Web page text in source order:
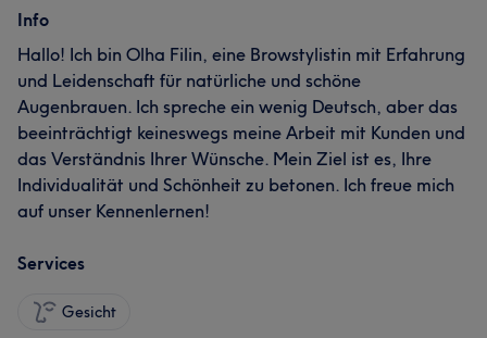
Info
Hallo! Ich bin Olha Filin, eine Browstylistin mit Erfahrung
und Leidenschaft für natürliche und schöne
Augenbrauen. Ich spreche ein wenig Deutsch, aber das
beeinträchtigt keineswegs meine Arbeit mit Kunden und
das Verständnis Ihrer Wünsche. Mein Ziel ist es, Ihre
Individualität und Schönheit zu betonen. Ich freue mich
auf unser Kennenlernen!
Services
Gesicht